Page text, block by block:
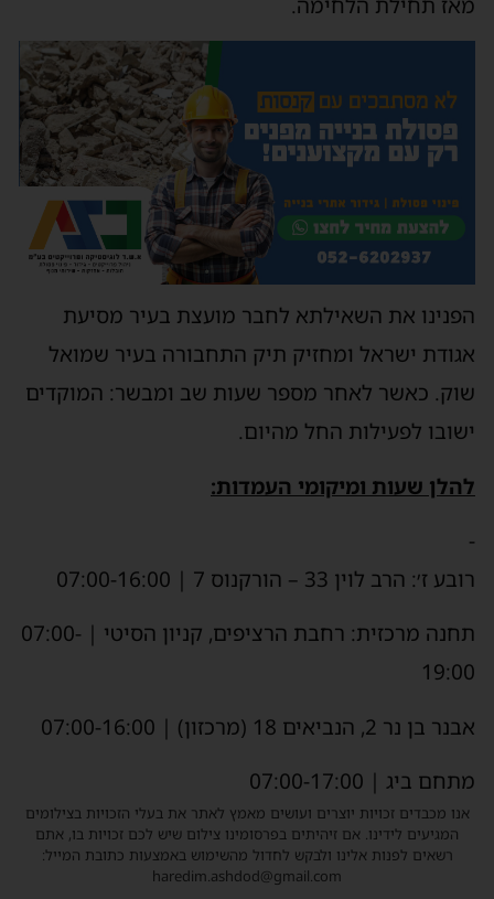
הפנינו את השאילתא לחבר מועצת בעיר מסיעת
אגודת ישראל ומחזיק תיק התחבורה בעיר שמואל
שוק. כאשר לאחר מספר שעות שב ומבשר: המוקדים
ישובו לפעילות החל מהיום.
להלן שעות ומיקומי העמדות:
-
רובע ז׳: הרב לוין 33 – הורקנוס 7 | 07:00-16:00
תחנה מרכזית: רחבת הרציפים, קניון הסיטי | 07:00-
19:00
אבנר בן נר 2, הנביאים 18 (מרכזון) | 07:00-16:00
מתחם ביג | 07:00-17:00
אנו מכבדים זכויות יוצרים ועושים מאמץ לאתר את בעלי הזכויות בצילומים
המגיעים לידינו. אם זיהיתים בפרסומינו צילום שיש לכם זכויות בו, אתם
רשאים לפנות אלינו ולבקש לחדול מהשימוש באמצעות כתובת המייל:
haredim.ashdod@gmail.com